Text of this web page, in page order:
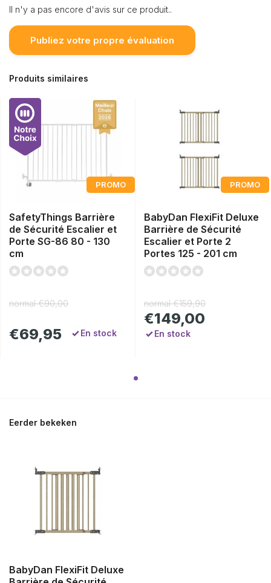
Il n'y a pas encore d'avis sur ce produit..
Publiez votre propre évaluation
Produits similaires
PROMO
SafetyThings Barrière
de Sécurité Escalier et
Porte SG-86 80 - 130
cm
normal€90,00
€69,95 En stock
PROMO
BabyDan FlexiFit Deluxe
Barrière de Sécurité
Escalier et Porte 2
Portes 125 - 201 cm
normal€159,90
€149,00
En stock
Eerder bekeken
BabyDan FlexiFit Deluxe